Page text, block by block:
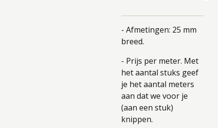
- Afmetingen: 25 mm
breed.
- Prijs per meter. Met
het aantal stuks geef
je het aantal meters
aan dat we voor je
(aan een stuk)
knippen.